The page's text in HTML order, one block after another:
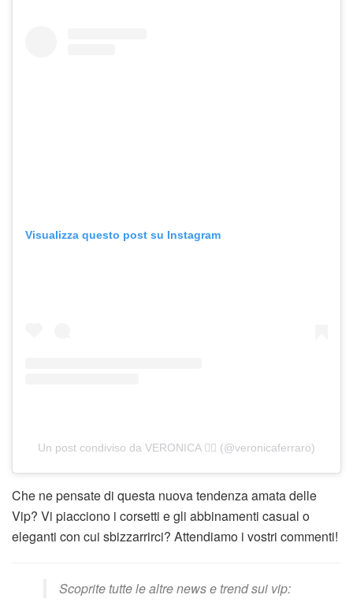
Visualizza questo post su Instagram
Un post condiviso da VERONICA ❤️‍🔥 (@veronicaferraro)
Che ne pensate di questa nuova tendenza amata delle
Vip? Vi piacciono i corsetti e gli abbinamenti casual o
eleganti con cui sbizzarrirci? Attendiamo i vostri commenti!
Scoprite tutte le altre news e trend sui vip: